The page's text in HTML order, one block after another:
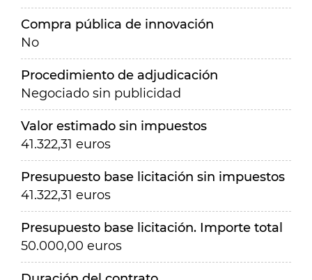
Compra pública de innovación
No
Procedimiento de adjudicación
Negociado sin publicidad
Valor estimado sin impuestos
41.322,31 euros
Presupuesto base licitación sin impuestos
41.322,31 euros
Presupuesto base licitación. Importe total
50.000,00 euros